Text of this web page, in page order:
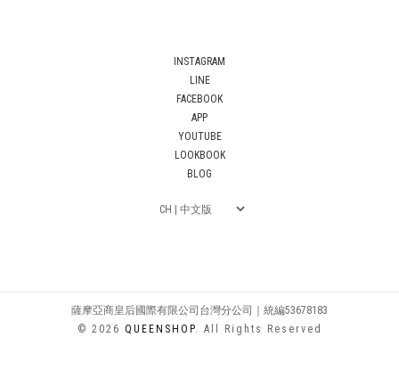
INSTAGRAM
LINE
FACEBOOK
APP
YOUTUBE
LOOKBOOK
BLOG
薩摩亞商皇后國際有限公司台灣分公司｜統編53678183
© 2026 QUEENSHOP. All Rights Reserved